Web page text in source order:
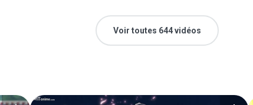
Voir toutes 644 vidéos